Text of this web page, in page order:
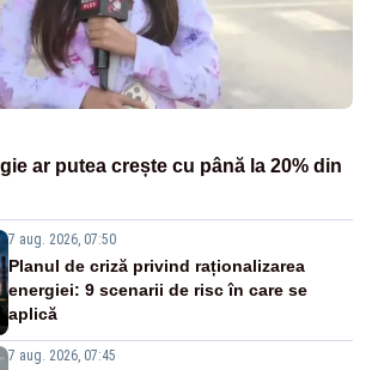
ar putea crește cu până la 20% din
7 aug. 2026, 07:50
Planul de criză privind raționalizarea
energiei: 9 scenarii de risc în care se
aplică
7 aug. 2026, 07:45